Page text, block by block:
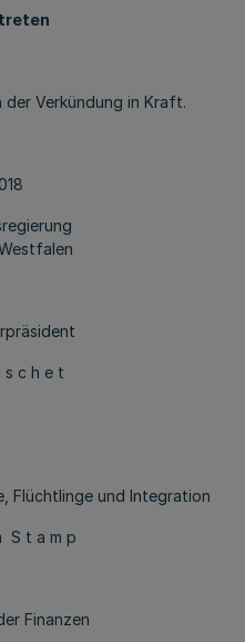
Verkündung in Kraft.
s c h e t
Flüchtlinge und Integration
S t a m p
Finanzen